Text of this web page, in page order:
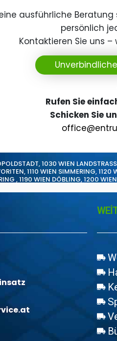
ausführliche
persönlich
Kontaktieren Sie uns
Rufen Sie
Schicken Sie
,1030 WIEN
,1110 WIEN SIMMERING,1120
,1190 WIEN DÖBLING,1200